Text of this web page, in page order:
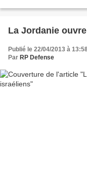
La Jordanie
Publié le 22/04/2013 à
Par RP Defense